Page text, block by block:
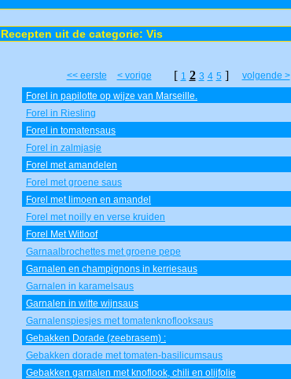
Recepten uit de categorie: Vis
<< eerste
< vorige [ 1 2 3 4 5 ] volgende >
Forel in papilotte op wijze van Marseille.
Forel in Riesling
Forel in tomatensaus
Forel in zalmjasje
Forel met amandelen
Forel met groene saus
Forel met limoen en amandel
Forel met noilly en verse kruiden
Forel Met Witloof
Garnaalbrochettes met groene pepe
Garnalen en champignons in kerriesaus
Garnalen in karamelsaus
Garnalen in witte wijnsaus
Garnalenspiesjes met tomatenknoflooksaus
Gebakken Dorade (zeebrasem) :
Gebakken dorade met tomaten-basilicumsaus
Gebakken garnalen met knoflook, chili en olijfolie